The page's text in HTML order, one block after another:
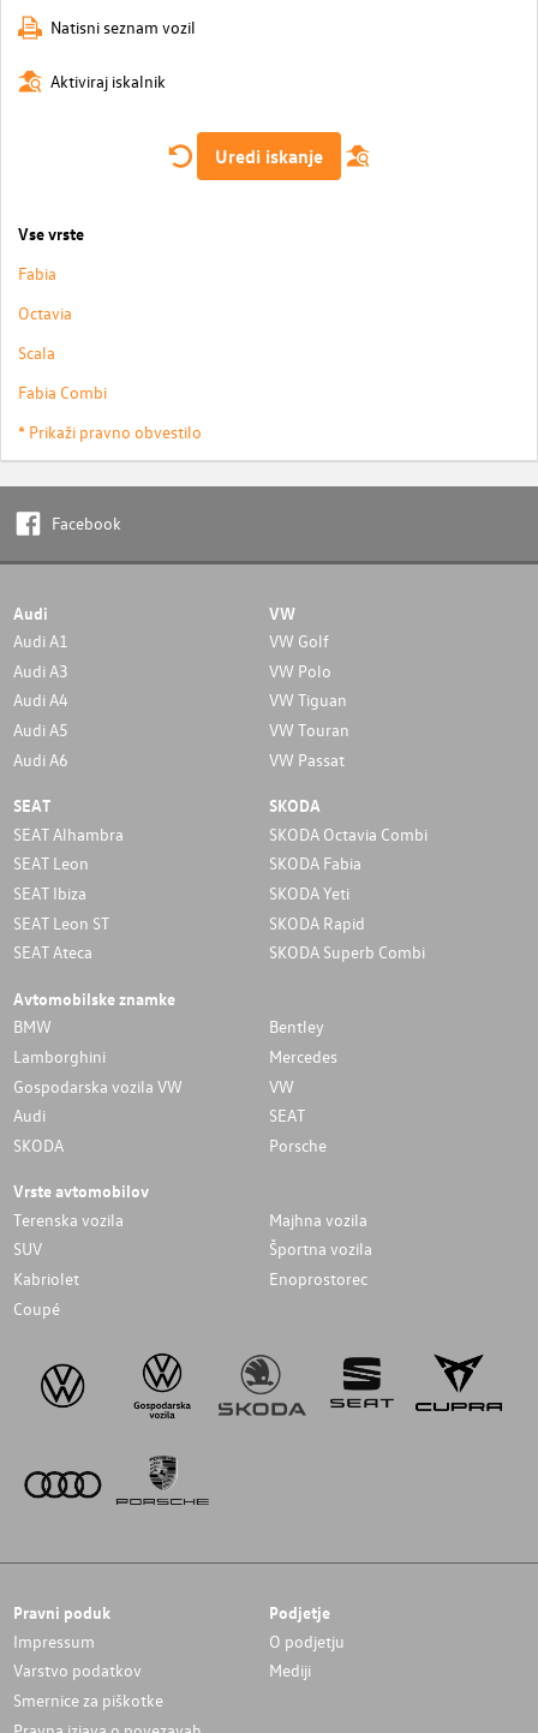
Natisni seznam vozil
Aktiviraj iskalnik
Uredi iskanje
Vse vrste
Fabia
Octavia
Scala
Fabia Combi
* Prikaži pravno obvestilo
Facebook
Audi
Audi A1
Audi A3
Audi A4
Audi A5
Audi A6
VW
VW Golf
VW Polo
VW Tiguan
VW Touran
VW Passat
SEAT
SEAT Alhambra
SEAT Leon
SEAT Ibiza
SEAT Leon ST
SEAT Ateca
SKODA
SKODA Octavia Combi
SKODA Fabia
SKODA Yeti
SKODA Rapid
SKODA Superb Combi
Avtomobilske znamke
BMW
Bentley
Lamborghini
Mercedes
Gospodarska vozila VW
VW
Audi
SEAT
SKODA
Porsche
Vrste avtomobilov
Terenska vozila
Majhna vozila
SUV
Športna vozila
Kabriolet
Enoprostorec
Coupé
Pravni poduk
Impressum
Varstvo podatkov
Smernice za piškotke
Podjetje
O podjetju
Mediji